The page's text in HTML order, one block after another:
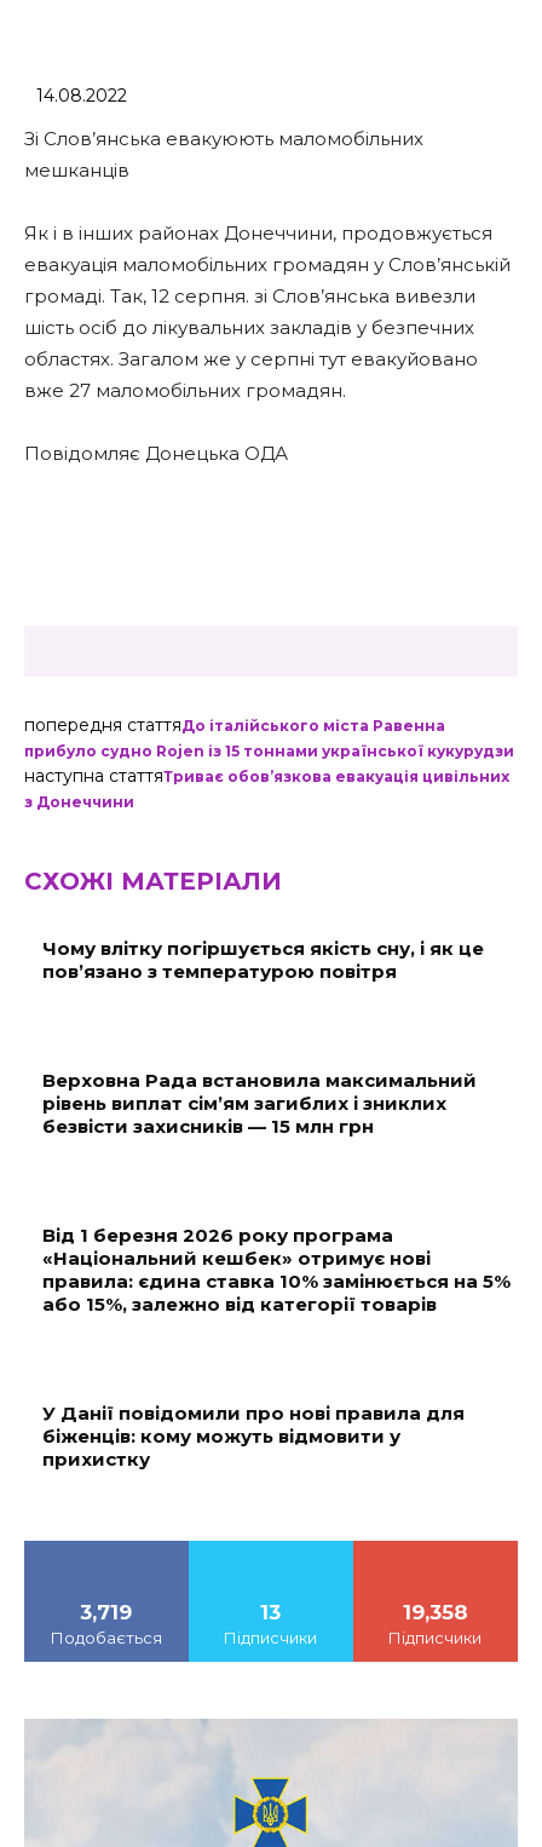
14.08.2022
Зі Слов’янська евакуюють маломобільних
мешканців
Як і в інших районах Донеччини, продовжується
евакуація маломобільних громадян у Слов’янській
громаді. Так, 12 серпня. зі Слов’янська вивезли
шість осіб до лікувальних закладів у безпечних
областях. Загалом же у серпні тут евакуйовано
вже 27 маломобільних громадян.
Повідомляє Донецька ОДА
попередня статтяДо італійського міста Равенна
прибуло судно Rojen із 15 тоннами української кукурудзи
наступна статтяТриває обов’язкова евакуація цивільних
з Донеччини
СХОЖІ МАТЕРІАЛИ
Чому влітку погіршується якість сну, і як це
пов’язано з температурою повітря
Верховна Рада встановила максимальний
рівень виплат сім’ям загиблих і зниклих
безвісти захисників — 15 млн грн
Від 1 березня 2026 року програма
«Національний кешбек» отримує нові
правила: єдина ставка 10% замінюється на 5%
або 15%, залежно від категорії товарів
У Данії повідомили про нові правила для
біженців: кому можуть відмовити у
прихистку
3,719
Подобається
13
Підписчики
19,358
Підписчики